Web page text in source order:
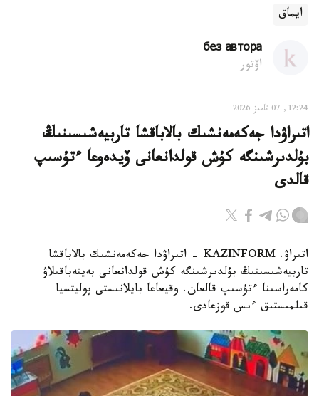
ايماق
без автора
اۆتور
12:24, 07 تامىز 2026
اتىراۋدا جەكەمەنشىك بالاباقشا تاربيەشىسىنىڭ
بۇلدىرشىنگە كۇش قولدانعانى ۆيدەوعا ءتۇسىپ
قالدى
اتىراۋ. KAZINFORM - اتىراۋدا جەكەمەنشىك بالاباقشا
تاربيەشىسىنىڭ بۇلدىرشىنگە كۇش قولدانعانى بەينەباقىلاۋ
كامەراسىنا ءتۇسىپ قالعان. وقيعاعا بايلانىستى پوليتسيا
قىلمىستىق ءىس قوزعادى.